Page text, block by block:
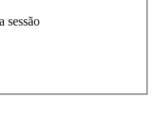
sessão